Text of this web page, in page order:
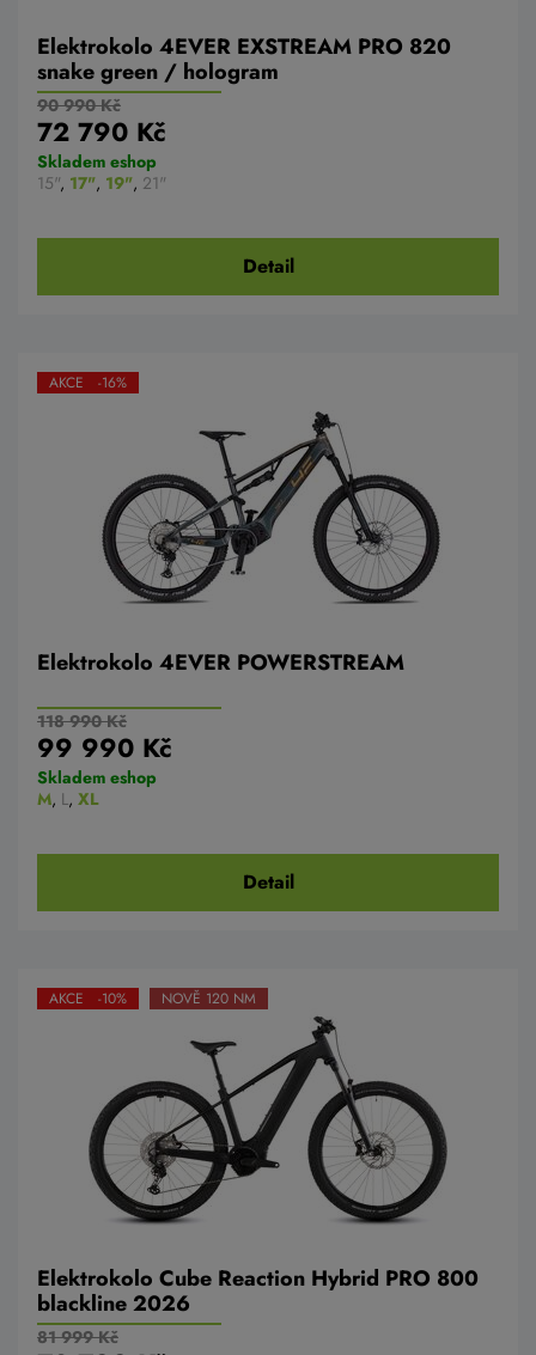
Elektrokolo 4EVER EXSTREAM PRO 820
snake green / hologram
90 990 Kč
72 790 Kč
Skladem eshop
15", 17", 19", 21"
Detail
Elektrokolo 4EVER POWERSTREAM
AKCE -16%
118 990 Kč
99 990 Kč
Skladem eshop
M, L, XL
Detail
Elektrokolo Cube Reaction Hybrid PRO 800
blackline 2026
AKCE -10% NOVĚ 120 NM
81 999 Kč